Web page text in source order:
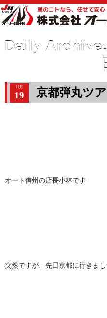
Daily Archive:
11月
19 京都弾丸ツ
オート信州の店長小林です
突然ですが、先日京都に行きまし